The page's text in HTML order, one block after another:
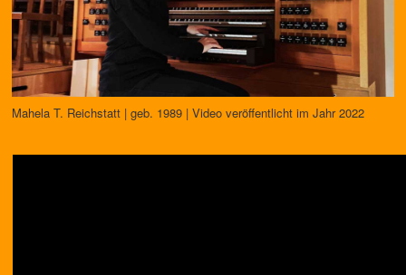
Mahela T. Reichstatt | geb. 1989 | Video veröffentlicht im Jahr 2022